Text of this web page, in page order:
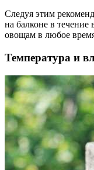
Следуя этим
на балконе в
овощам в любое
Температура и